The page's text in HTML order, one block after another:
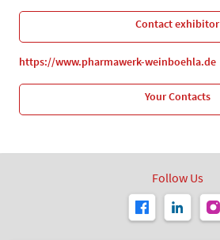
Contact exhibitor
https://www.pharmawerk-weinboehla.de
Your Contacts
Follow Us